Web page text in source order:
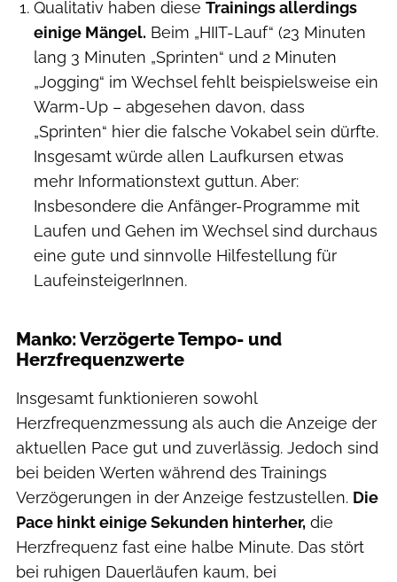
Qualitativ haben diese Trainings allerdings
einige Mängel. Beim „HIIT-Lauf“ (23 Minuten
lang 3 Minuten „Sprinten“ und 2 Minuten
„Jogging“ im Wechsel fehlt beispielsweise ein
Warm-Up – abgesehen davon, dass
„Sprinten“ hier die falsche Vokabel sein dürfte.
Insgesamt würde allen Laufkursen etwas
mehr Informationstext guttun. Aber:
Insbesondere die Anfänger-Programme mit
Laufen und Gehen im Wechsel sind durchaus
eine gute und sinnvolle Hilfestellung für
LaufeinsteigerInnen.
Manko: Verzögerte Tempo- und
Herzfrequenzwerte
Insgesamt funktionieren sowohl
Herzfrequenzmessung als auch die Anzeige der
aktuellen Pace gut und zuverlässig. Jedoch sind
bei beiden Werten während des Trainings
Verzögerungen in der Anzeige festzustellen. Die
Pace hinkt einige Sekunden hinterher, die
Herzfrequenz fast eine halbe Minute. Das stört
bei ruhigen Dauerläufen kaum, bei